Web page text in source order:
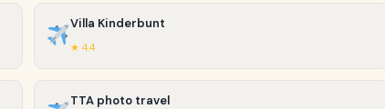
Villa Kinderbunt
★ 4.4
TTA photo travel